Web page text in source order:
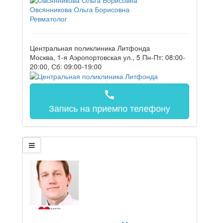
Овсянникова Ольга Борисовна
Ревматолог
Центральная поликлиника Литфонда
Москва, 1-я Аэропортовская ул., 5 Пн-Пт: 08:00-
20:00, Сб: 09:00-19:00
call
Запись на приемпо телефону